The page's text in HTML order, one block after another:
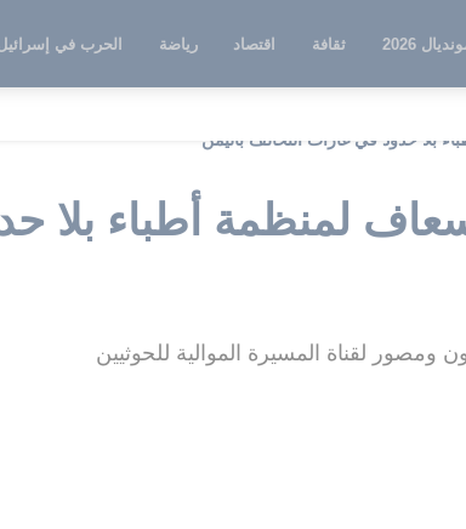
2026 ثقافة اقتصاد رياضة الحرب في
بلا حدود في غارات التحالف باليمن
لمنظمة أطباء بلا